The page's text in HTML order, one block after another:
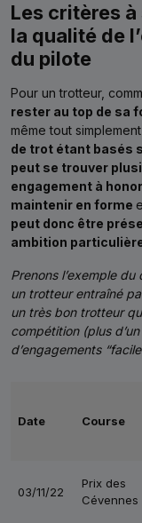
Les critères
la qualité de
du pilote
Pour un trotteur,
rester au top de sa
même tout
de trot étant basés
peut se trouver
engagement à
maintenir en forme
peut donc être
ambition
Prenons l’exemple du
un trotteur entraîné
un très bon trotteur
compétition (plus
d’engagements
Date Course
03/11/22
Prix des
Cévennes